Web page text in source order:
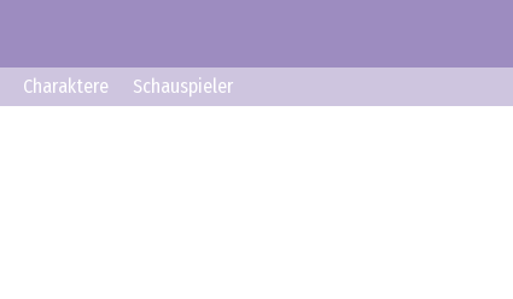
Charaktere Schauspieler